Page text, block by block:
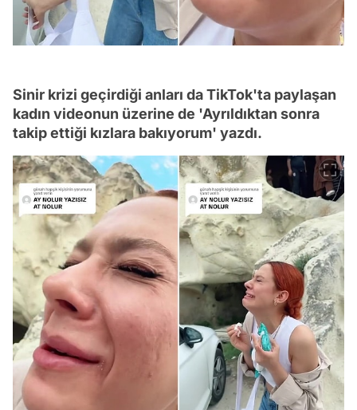
Sinir krizi geçirdiği anları da TikTok'ta paylaşan
kadın videonun üzerine de 'Ayrıldıktan sonra
takip ettiği kızlara bakıyorum' yazdı.